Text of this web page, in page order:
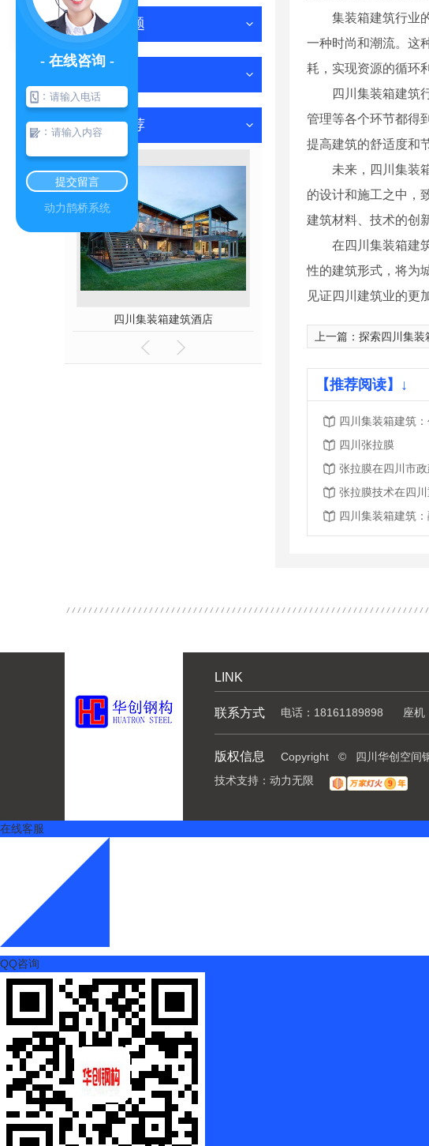
常见问题
热门推荐
四川集装箱建筑酒店
集装箱建筑行业
一种时尚和潮流。这
耗，实现资源的循环
四川集装箱建筑
管理等各个环节都得
提高建筑的舒适度和
未来，四川集装
的设计和施工之中，
建筑材料、技术的创
在四川集装箱建
性的建筑形式，将为
见证四川建筑业的更
上一篇： 探索四川集装
【推荐阅读】↓
四川集装箱建筑
四川张拉膜
张拉膜在四川市
张拉膜技术在四
四川集装箱建筑
LINK
联系方式 电话：18161189898 座机
版权信息 Copyright © 四川华创空间
技术支持： 动力无限
在线客服
QQ咨询
- 在线咨询 -
：
：
提交留言
动力鹊桥系统